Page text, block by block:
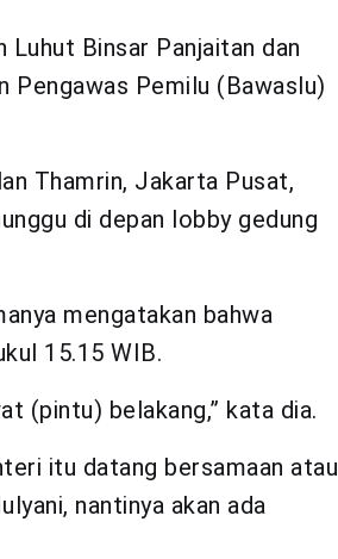
Binsar Panjaitan dan
Pengawas Pemilu (Bawaslu)
Thamrin, Jakarta Pusat,
di depan lobby gedung
mengatakan bahwa
15.15 WIB.
(pintu) belakang,” kata dia.
itu datang bersamaan atau
nantinya akan ada